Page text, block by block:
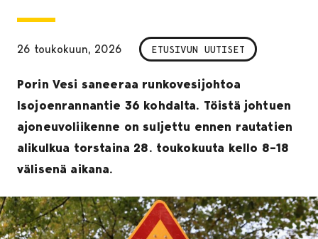
26 toukokuun, 2026 ETUSIVUN UUTISET
Porin Vesi saneeraa runkovesijohtoa
Isojoenrannantie 36 kohdalta. Töistä johtuen
ajoneuvoliikenne on suljettu ennen rautatien
alikulkua torstaina 28. toukokuuta kello 8–18
välisenä aikana.